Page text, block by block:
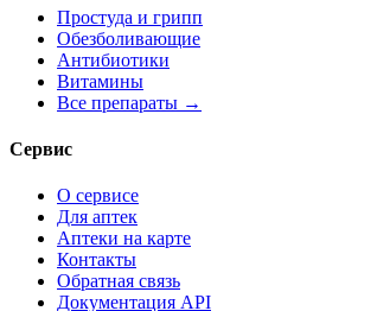
Простуда и грипп
Обезболивающие
Антибиотики
Витамины
Все препараты →
Сервис
О сервисе
Для аптек
Аптеки на карте
Контакты
Обратная связь
Документация API